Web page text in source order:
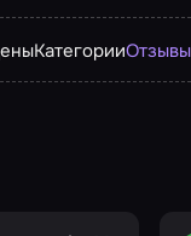
КатегорииОтзывы